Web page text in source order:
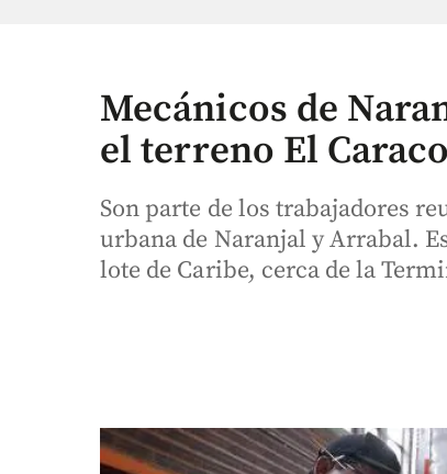
Mecánicos de
el terreno El
Son parte de los trabajadores
urbana de Naranjal y Arrabal.
lote de Caribe, cerca de la